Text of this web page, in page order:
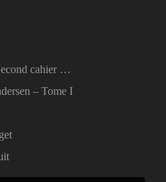
cahier …
– Tome I